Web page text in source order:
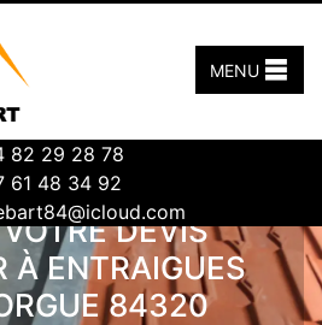
82 29 28 78
61 48 34 92
MENU
DEVIS
À ENTRAIGUES
84320